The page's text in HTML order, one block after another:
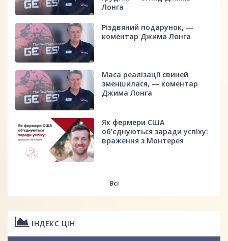
Лонга
Різдвяний подарунок, —
коментар Джима Лонга
Маса реалізації свиней
зменшилася, — коментар
Джима Лонга
Як фермери США
об’єднуються заради успіху:
враження з Монтерея
Всі
ІНДЕКС ЦІН